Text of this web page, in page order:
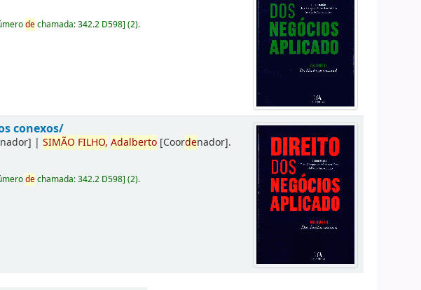
dechamada:342.2 D598](2).
conexos/
nador] |SIMÃO FILHO, Adalberto [Coordenador].
dechamada:342.2 D598](2).